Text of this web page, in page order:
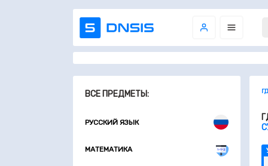
ВСЕ ПРЕДМЕТЫ:
РУССКИЙ ЯЗЫК
МАТЕМАТИКА